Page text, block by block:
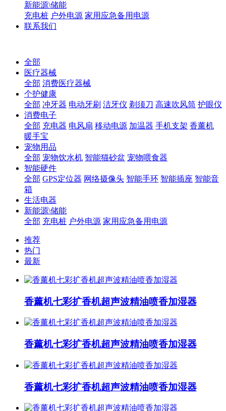
新能源\储能
充电桩 户外电源 家用应急备用电源
联系我们
全部
医疗器械
全部 消费医疗器械
个护健康
全部 冲牙器 电动牙刷 洁牙仪 剃须刀 高速吹风筒 护眼仪
消费电子
全部 充电器 电风扇 移动电源 加温器 手机支架 香薰机
暖手宝
宠物用品
全部 宠物饮水机 智能猫砂盆 宠物喂食器
智能硬件
全部 GPS定位器 网络摄像头 智能手环 智能插座 智能音
箱
生活电器
新能源\储能
全部 充电桩 户外电源 家用应急备用电源
推荐
热门
最新
香薰机七彩扩香机超声波精油喷香加湿器
香薰机七彩扩香机超声波精油喷香加湿器
香薰机七彩扩香机超声波精油喷香加湿器